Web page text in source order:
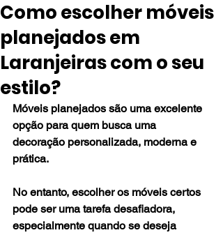
Como escolher móveis
planejados em
Laranjeiras com o seu
estilo?
Móveis planejados são uma excelente
opção para quem busca uma
decoração personalizada, moderna e
prática.
No entanto, escolher os móveis certos
pode ser uma tarefa desafiadora,
especialmente quando se deseja